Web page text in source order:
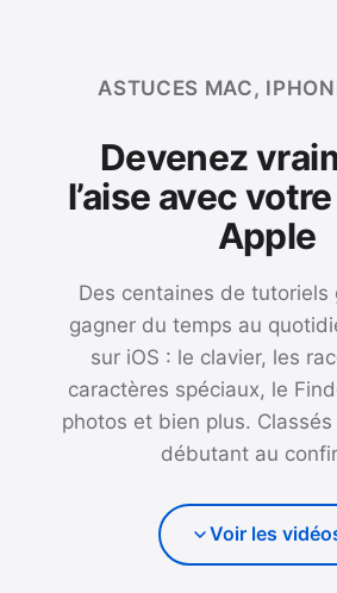
ASTUCES MAC,
Devenez
l’aise avec
Apple
Des centaines de tutoriels
gagner du temps au
sur iOS : le clavier, les
caractères spéciaux, le
photos et bien plus.
débutant au
Voir les